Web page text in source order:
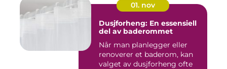
01. nov
Dusjforheng: En essensiell
del av baderommet
Når man planlegger eller
renoverer et baderom, kan
valget av dusjforheng ofte